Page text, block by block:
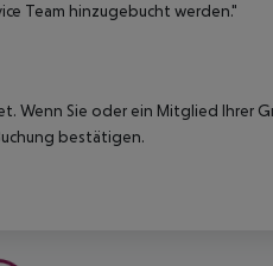
Team hinzugebucht werden."
Wenn Sie oder ein Mitglied Ihrer
bestätigen.